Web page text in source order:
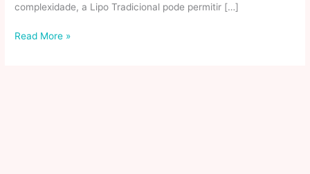
complexidade, a Lipo Tradicional pode permitir […]
A
Read More »